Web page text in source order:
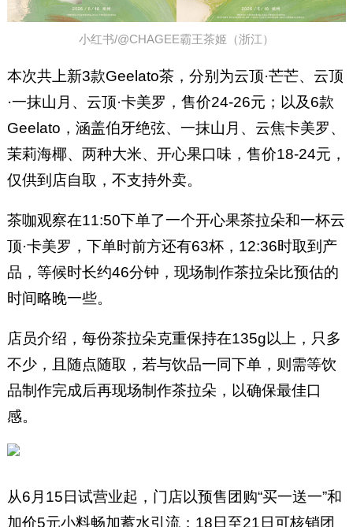
小红书/@CHAGEE霸王茶姬（浙江）
本次共上新3款Geelato茶，分别为云顶·芒芒、云顶
·一抹山月、云顶·卡美罗，售价24-26元；以及6款
Geelato，涵盖伯牙绝弦、一抹山月、云焦卡美罗、
茉莉海椰、两种大米、开心果口味，售价18-24元，
仅供到店自取，不支持外卖。
茶咖观察在11:50下单了一个开心果茶拉朵和一杯云
顶·卡美罗，下单时前方还有63杯，12:36时取到产
品，等候时长约46分钟，现场制作茶拉朵比预估的
时间略晚一些。
店员介绍，每份茶拉朵克重保持在135g以上，只多
不少，且随点随取，若与饮品一同下单，则需等饮
品制作完成后再现场制作茶拉朵，以确保最佳口
感。
从6月15日试营业起，门店以预售团购“买一送一”和
加价5元小料畅加蓄水引流；18日至21日可核销团